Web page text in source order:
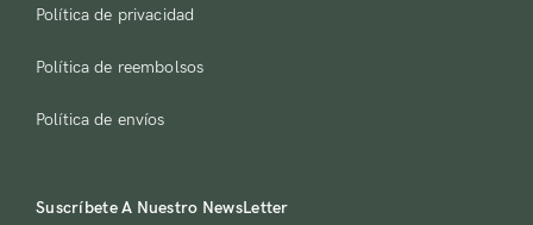
Política de privacidad
Política de reembolsos
Política de envíos
Suscríbete A Nuestro NewsLetter